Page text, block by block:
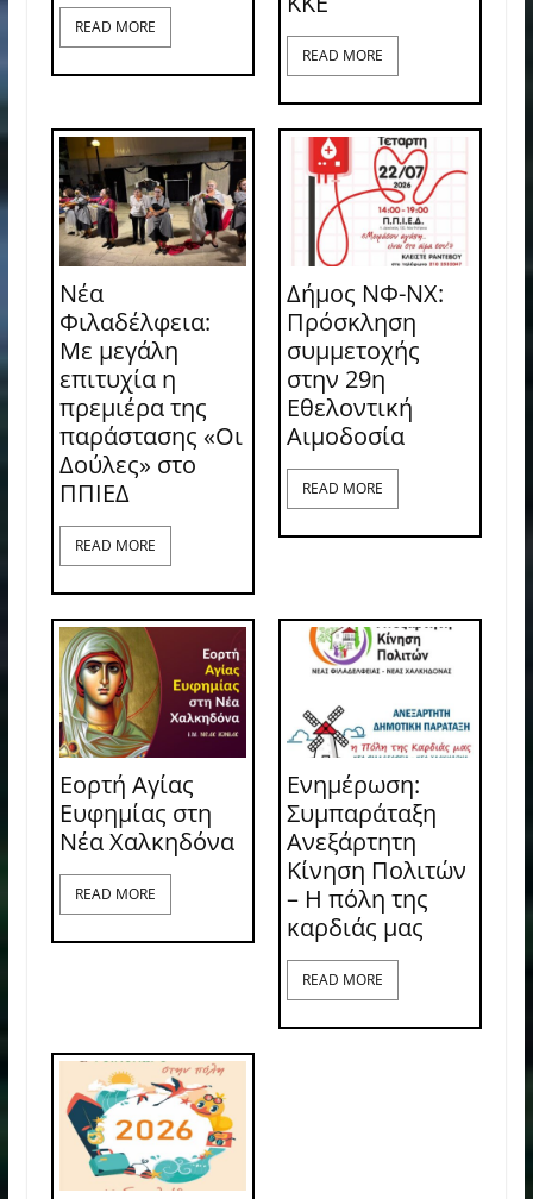
READ MORE
READ MORE
Νέα
Φιλαδέλφεια:
Με μεγάλη
επιτυχία η
πρεμιέρα της
παράστασης «Οι
Δούλες» στο
ΠΠΙΕΔ
READ MORE
Δήμος ΝΦ-ΝΧ:
Πρόσκληση
συμμετοχής
στην 29η
Εθελοντική
Αιμοδοσία
READ MORE
Εορτή Αγίας
Ευφημίας στη
Νέα Χαλκηδόνα
READ MORE
Ενημέρωση:
Συμπαράταξη
Ανεξάρτητη
Κίνηση Πολιτών
– Η πόλη της
καρδιάς μας
READ MORE